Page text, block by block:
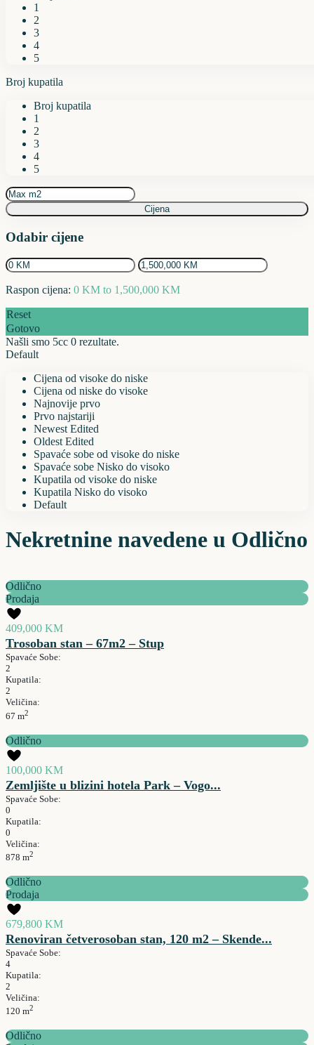
1
2
3
4
5
Broj kupatila
Broj kupatila
1
2
3
4
5
Cijena
Odabir cijene
Raspon cijena: 0 KM to 1,500,000 KM
Reset
Gotovo
Našli smo 5cc 0 rezultate.
Default
Cijena od visoke do niske
Cijena od niske do visoke
Najnovije prvo
Prvo najstariji
Newest Edited
Oldest Edited
Spavaće sobe od visoke do niske
Spavaće sobe Nisko do visoko
Kupatila od visoke do niske
Kupatila Nisko do visoko
Default
Nekretnine navedene u Odlično
Odlično
Prodaja
409,000 KM
Trosoban stan – 67m2 – Stup
Spavaće Sobe:
2
Kupatila:
2
Veličina:
67 m2
Odlično
100,000 KM
Zemljište u blizini hotela Park – Vogo...
Spavaće Sobe:
0
Kupatila:
0
Veličina:
878 m2
Odlično
Prodaja
679,800 KM
Renoviran četverosoban stan, 120 m2 – Skende...
Spavaće Sobe:
4
Kupatila:
2
Veličina:
120 m2
Odlično